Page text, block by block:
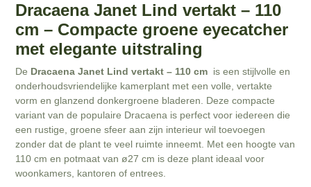
Dracaena Janet Lind vertakt – 110
cm – Compacte groene eyecatcher
met elegante uitstraling
De Dracaena Janet Lind vertakt – 110 cm is een stijlvolle en
onderhoudsvriendelijke kamerplant met een volle, vertakte
vorm en glanzend donkergroene bladeren. Deze compacte
variant van de populaire Dracaena is perfect voor iedereen die
een rustige, groene sfeer aan zijn interieur wil toevoegen
zonder dat de plant te veel ruimte inneemt. Met een hoogte van
110 cm en potmaat van ø27 cm is deze plant ideaal voor
woonkamers, kantoren of entrees.